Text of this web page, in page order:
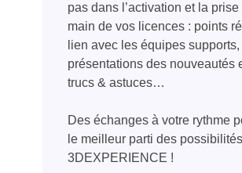
pas dans l’activation et la prise
main de vos licences : points
lien avec les équipes supports,
présentations des nouveautés
trucs & astuces…
Des échanges à votre rythme
le meilleur parti des
3DEXPERIENCE !